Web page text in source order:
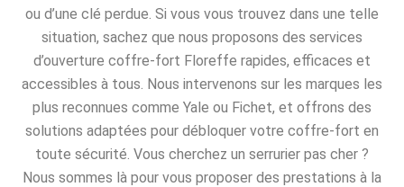
ou d’une clé perdue. Si vous vous trouvez dans une telle
situation, sachez que nous proposons des services
d’ouverture coffre-fort Floreffe rapides, efficaces et
accessibles à tous. Nous intervenons sur les marques les
plus reconnues comme Yale ou Fichet, et offrons des
solutions adaptées pour débloquer votre coffre-fort en
toute sécurité. Vous cherchez un serrurier pas cher ?
Nous sommes là pour vous proposer des prestations à la